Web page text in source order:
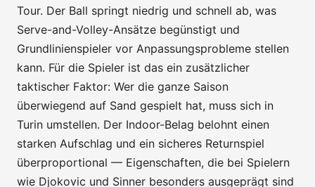
Tour. Der Ball springt niedrig und schnell ab, was
Serve-and-Volley-Ansätze begünstigt und
Grundlinienspieler vor Anpassungsprobleme stellen
kann. Für die Spieler ist das ein zusätzlicher
taktischer Faktor: Wer die ganze Saison
überwiegend auf Sand gespielt hat, muss sich in
Turin umstellen. Der Indoor-Belag belohnt einen
starken Aufschlag und ein sicheres Returnspiel
überproportional — Eigenschaften, die bei Spielern
wie Djokovic und Sinner besonders ausgeprägt sind